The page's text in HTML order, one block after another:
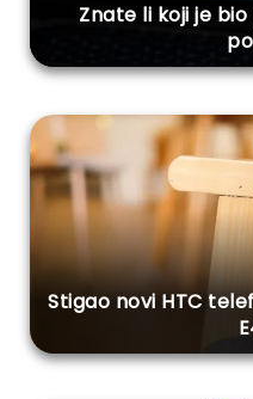
Znate li koji je
Stigao novi HTC